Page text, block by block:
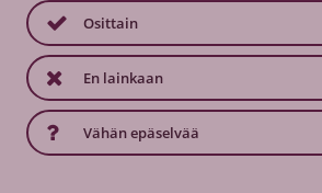
Osittain
En lainkaan
Vähän epäselvää